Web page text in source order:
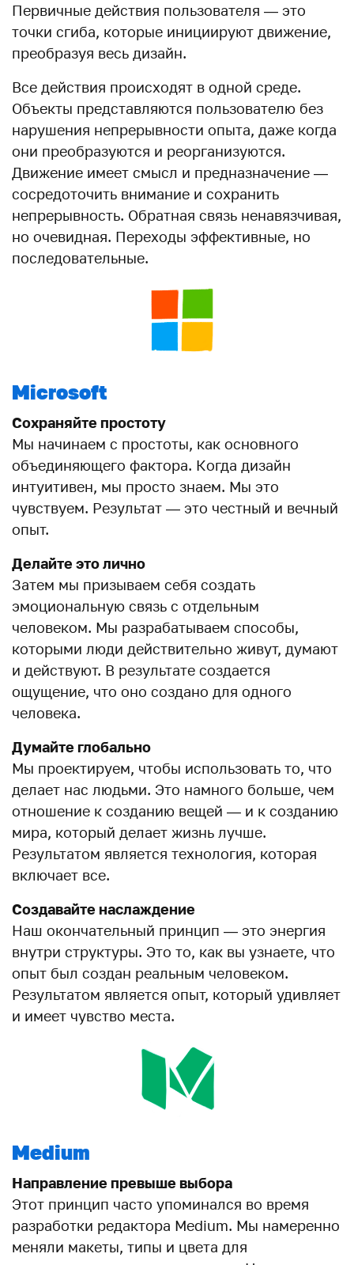
Первичные действия пользователя — это
точки сгиба, которые инициируют движение,
преобразуя весь дизайн.
Все действия происходят в одной среде.
Объекты представляются пользователю без
нарушения непрерывности опыта, даже когда
они преобразуются и реорганизуются.
Движение имеет смысл и предназначение —
сосредоточить внимание и сохранить
непрерывность. Обратная связь ненавязчивая,
но очевидная. Переходы эффективные, но
последовательные.
Microsoft
Сохраняйте простоту
Мы начинаем с простоты, как основного
объединяющего фактора. Когда дизайн
интуитивен, мы просто знаем. Мы это
чувствуем. Результат — это честный и вечный
опыт.
Делайте это лично
Затем мы призываем себя создать
эмоциональную связь с отдельным
человеком. Мы разрабатываем способы,
которыми люди действительно живут, думают
и действуют. В результате создается
ощущение, что оно создано для одного
человека.
Думайте глобально
Мы проектируем, чтобы использовать то, что
делает нас людьми. Это намного больше, чем
отношение к созданию вещей — и к созданию
мира, который делает жизнь лучше.
Результатом является технология, которая
включает все.
Создавайте наслаждение
Наш окончательный принцип — это энергия
внутри структуры. Это то, как вы узнаете, что
опыт был создан реальным человеком.
Результатом является опыт, который удивляет
и имеет чувство места.
Medium
Направление превыше выбора
Этот принцип часто упоминался во время
разработки редактора Medium. Мы намеренно
меняли макеты, типы и цвета для